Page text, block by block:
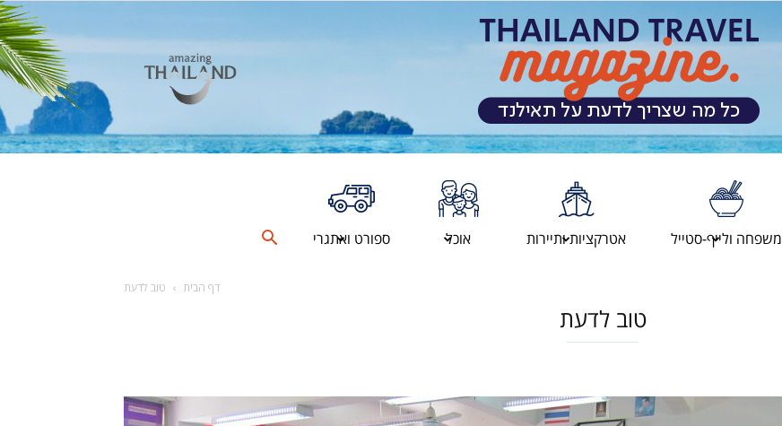
לתאילנד
משפחה ולייף-סטייל אטרקציות ותיירות אוכל ספורט ואתגרי
דף הבית טוב לדעת
טוב לדעת